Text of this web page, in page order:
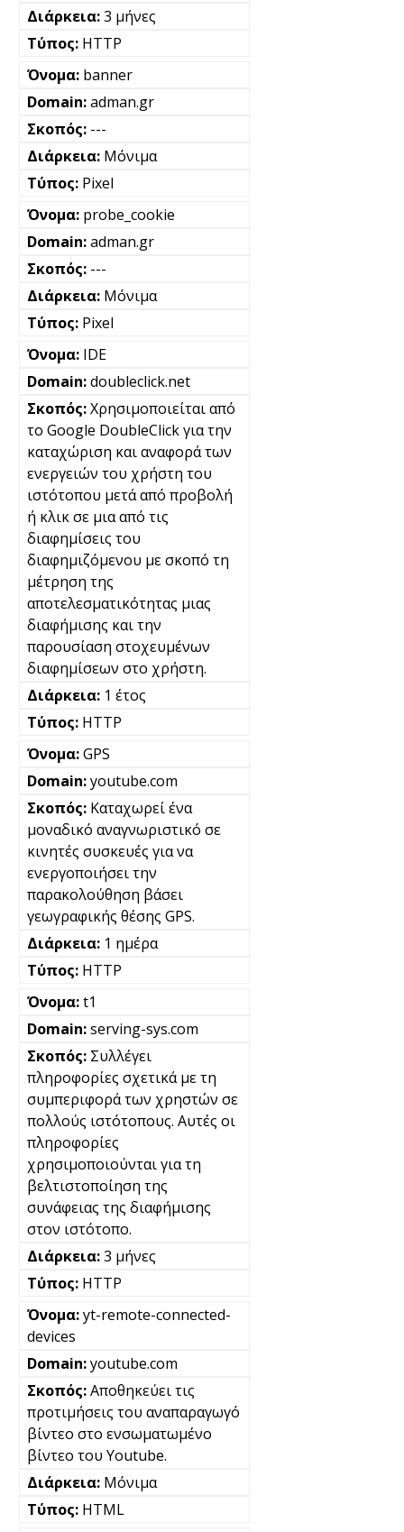
3 μήνες
HTTP
banner
adman.gr
---
Μόνιμα
Pixel
probe_cookie
adman.gr
---
Μόνιμα
Pixel
IDE
doubleclick.net
Χρησιμοποιείται από
το Google DoubleClick για την
καταχώριση και αναφορά των
ενεργειών του χρήστη του
ιστότοπου μετά από προβολή
ή κλικ σε μια από τις
διαφημίσεις του
διαφημιζόμενου με σκοπό τη
μέτρηση της
αποτελεσματικότητας μιας
διαφήμισης και την
παρουσίαση στοχευμένων
διαφημίσεων στο χρήστη.
1 έτος
HTTP
GPS
youtube.com
Καταχωρεί ένα
μοναδικό αναγνωριστικό σε
κινητές συσκευές για να
ενεργοποιήσει την
παρακολούθηση βάσει
γεωγραφικής θέσης GPS.
1 ημέρα
HTTP
t1
serving-sys.com
Συλλέγει
πληροφορίες σχετικά με τη
συμπεριφορά των χρηστών σε
πολλούς ιστότοπους. Αυτές οι
πληροφορίες
χρησιμοποιούνται για τη
βελτιστοποίηση της
συνάφειας της διαφήμισης
στον ιστότοπο.
3 μήνες
HTTP
yt-remote-connected-
devices
youtube.com
Αποθηκεύει τις
προτιμήσεις του αναπαραγωγό
βίντεο στο ενσωματωμένο
βίντεο του Youtube.
Μόνιμα
HTML